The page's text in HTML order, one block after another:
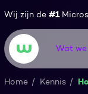
Wij zijn de #1
Wortell Wat
Home Kennis